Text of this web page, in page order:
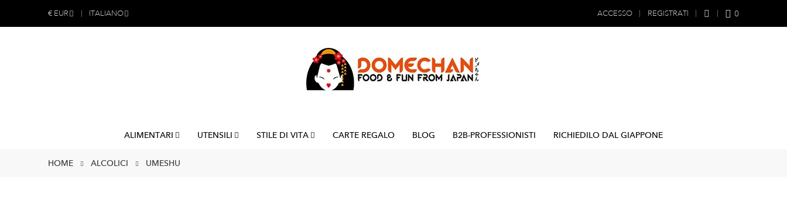
€ EUR ITALIANO ACCESSO REGISTRATI 0
ALIMENTARI UTENSILI STILE DI VITA CARTE REGALO BLOG B2B-PROFESSIONISTI RICHIEDILO DAL GIAPPONE
HOME ALCOLICI UMESHU